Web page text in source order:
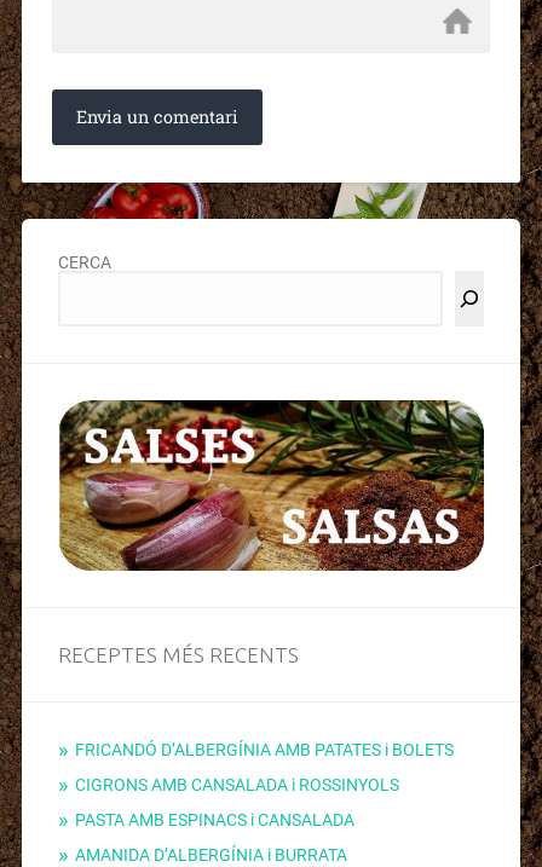
CERCA
RECEPTES MÉS RECENTS
FRICANDÓ D’ALBERGÍNIA AMB PATATES i BOLETS
CIGRONS AMB CANSALADA i ROSSINYOLS
PASTA AMB ESPINACS i CANSALADA
AMANIDA D’ALBERGÍNIA i BURRATA